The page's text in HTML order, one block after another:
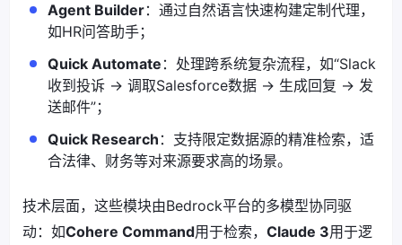
Agent Builder：通过自然语言快速构建定制代理，
如HR问答助手；
Quick Automate ：处理跨系统复杂流程，如“Slack
收到投诉 → 调取Salesforce数据 → 生成回复 → 发
送邮件”；
Quick Research ：支持限定数据源的精准检索，适
合法律、财务等对来源要求高的场景。
技术层面，这些模块由Bedrock平台的多模型协同驱
动：如Cohere Command用于检索， Claude 3用于逻